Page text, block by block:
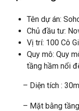
Tên dự án:
Chủ đầu tư:
Vị trí: 100 Cô
Quy mô: Quy
tầng hầm nổi
– Diện tích :
– Mặt bằng tầng: